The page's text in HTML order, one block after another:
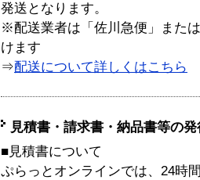
発送となります。
※配送業者は「佐川急便」また
けます
⇒配送について詳しくはこちら
見積書・請求書・納品書等の
■見積書について
ぷらっとオンラインでは、24時